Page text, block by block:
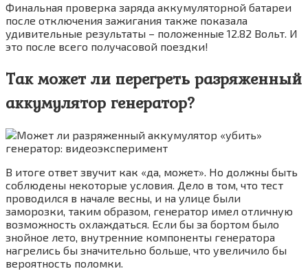
Финальная проверка заряда аккумуляторной батареи
после отключения зажигания также показала
удивительные результаты – положенные 12.82 Вольт. И
это после всего получасовой поездки!
Так может ли перегреть разряженный
аккумулятор генератор?
В итоге ответ звучит как «да, может». Но должны быть
соблюдены некоторые условия. Дело в том, что тест
проводился в начале весны, и на улице были
заморозки, таким образом, генератор имел отличную
возможность охлаждаться. Если бы за бортом было
знойное лето, внутренние компоненты генератора
нагрелись бы значительно больше, что увеличило бы
вероятность поломки.